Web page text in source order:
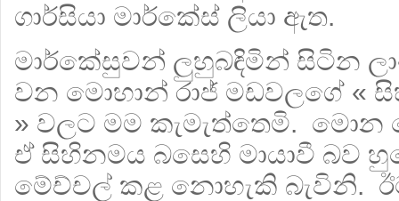
ගාර්සියා මාර්කේස් ලියා ඇත.
මාර්කේසුවන් ලුහුබඳිමින් සිටින
වන මොහාන් රාජ් මඩවලගේ «
» වලට මම කැමැත්තෙමි. මොන
ඒ සිහිනමය බසෙහි මායාවී බව
මේච්චල් කළ නොහැකි බැවිනි.